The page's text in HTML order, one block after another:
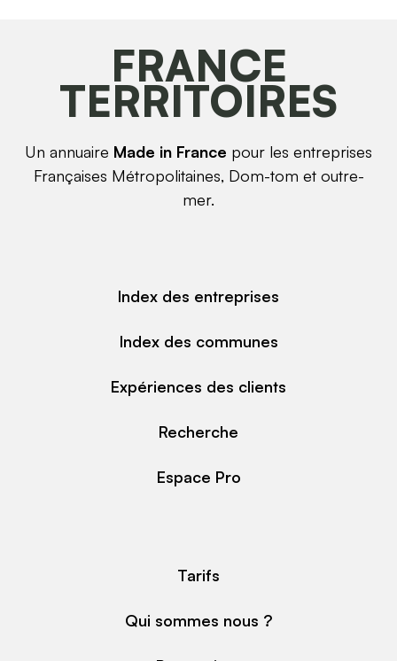
FRANCE
TERRITOIRES
Un annuaire Made in France pour les entreprises
Françaises Métropolitaines, Dom-tom et outre-
mer.
Index des entreprises
Index des communes
Expériences des clients
Recherche
Espace Pro
Tarifs
Qui sommes nous ?